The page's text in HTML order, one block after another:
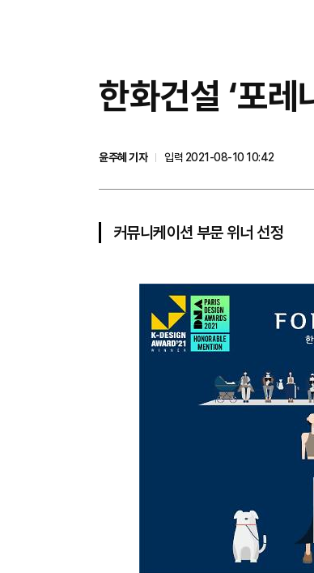
한화건설 ‘포
윤주혜 기자
입력 2021-08-10 10:42
커뮤니케이션 부문 위너 선정